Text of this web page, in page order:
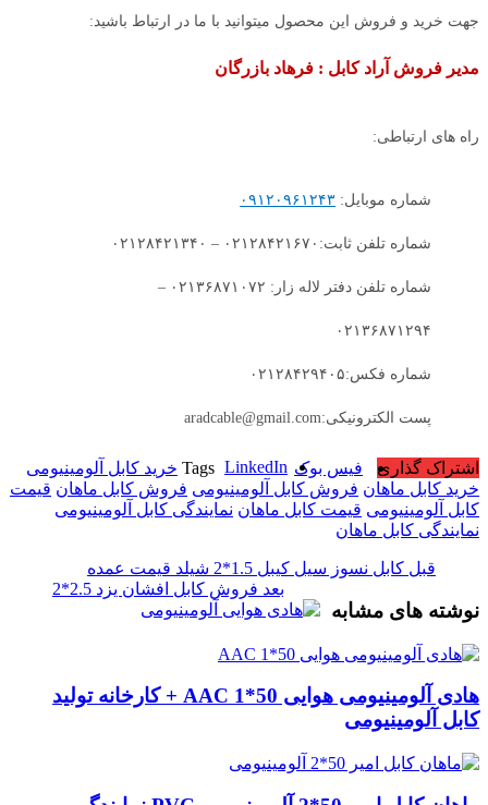
جهت خرید و فروش این محصول میتوانید با ما در ارتباط باشید:
مدیر فروش آراد کابل : فرهاد بازرگان
راه های ارتباطی:
شماره موبایل: ۰۹۱۲۰۹۶۱۲۴۳
شماره تلفن ثابت:۰۲۱۲۸۴۲۱۶۷۰ – ۰۲۱۲۸۴۲۱۳۴۰
شماره تلفن دفتر لاله زار: ۰۲۱۳۶۸۷۱۰۷۲ –
۰۲۱۳۶۸۷۱۲۹۴
شماره فکس:۰۲۱۲۸۴۲۹۴۰۵
پست الکترونیکی:aradcable@gmail.com
اشتراک گذاری فیس بوک LinkedIn
Tags خرید کابل آلومینیومی
خرید کابل ماهان فروش کابل آلومینیومی فروش کابل ماهان قیمت
کابل آلومینیومی قیمت کابل ماهان نمایندگی کابل آلومینیومی
نمایندگی کابل ماهان
قبل کابل نسوز سیل کیبل 1.5*2 شیلد قیمت عمده
بعد فروش کابل افشان یزد 2.5*2
نوشته های مشابه
هادی آلومینیومی هوایی 50*1 AAC + کارخانه تولید
کابل آلومینیومی